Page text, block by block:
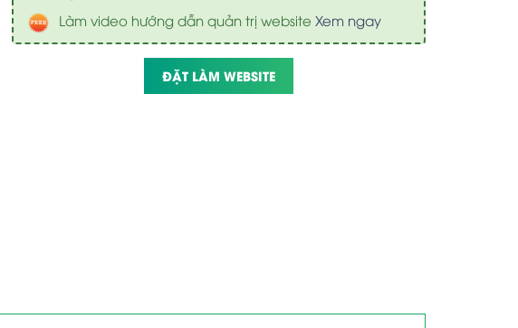
Làm video hướng dẫn quản trị website Xem ngay
ĐẶT LÀM WEBSITE